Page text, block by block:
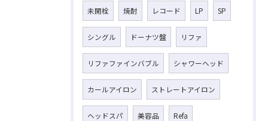
未開栓 焼酎 レコード LP SP
シングル ドーナツ盤 リファ
リファファインバブル シャワーヘッド
カールアイロン ストレートアイロン
ヘッドスパ 美容品 Refa